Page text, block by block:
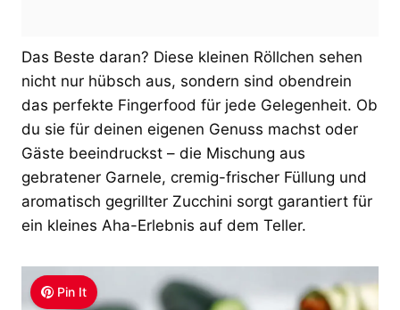
Das Beste daran? Diese kleinen Röllchen sehen
nicht nur hübsch aus, sondern sind obendrein
das perfekte Fingerfood für jede Gelegenheit. Ob
du sie für deinen eigenen Genuss machst oder
Gäste beeindruckst – die Mischung aus
gebratener Garnele, cremig-frischer Füllung und
aromatisch gegrillter Zucchini sorgt garantiert für
ein kleines Aha-Erlebnis auf dem Teller.
Pin It